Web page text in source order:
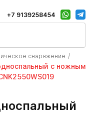
+7 9139258454
снаряжение
с ножным